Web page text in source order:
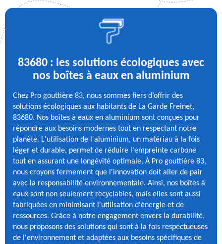
83680 : les solutions écologiques avec
nos boîtes à eaux en aluminium
Chez Pro gouttière 83, nous sommes fiers d’offrir des
solutions écologiques aux habitants de La Garde Freinet,
83680. Nos boîtes à eaux en aluminium sont conçues pour
répondre aux besoins modernes tout en respectant notre
planète. L'utilisation de l'aluminium, un matériau à la fois
léger et durable, permet de réduire l'empreinte carbone
tout en assurant une longévité optimale. À Pro gouttière 83,
nous croyons fermement que l'innovation doit aller de pair
avec la responsabilité environnementale. Ainsi, nos boîtes à
eaux sont non seulement recyclables, mais elles sont aussi
fabriquées en minimisant l'utilisation d'énergie et de
ressources. Grâce à notre engagement envers la durabilité,
nous proposons des solutions qui sont à la fois respectueuses
de l'environnement et adaptées aux besoins spécifiques de